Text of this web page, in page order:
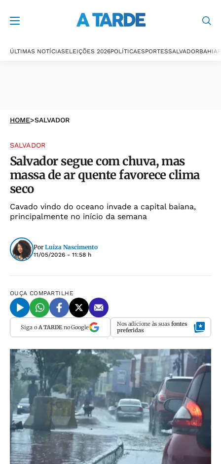
ÚLTIMAS NOTÍCIASELEIÇÕES 2026POLÍTICAESPORTESSALVADORBAHIA
HOME>SALVADOR
SALVADOR
Salvador segue com chuva, mas
massa de ar quente favorece clima
seco
Cavado vindo do oceano invade a capital baiana,
principalmente no início da semana
Por Luiza Nascimento
11/05/2026 - 11:58 h
OUÇA COMPARTILHE
Siga o A TARDEno Google Nos adicione às suas fontes
preferidas